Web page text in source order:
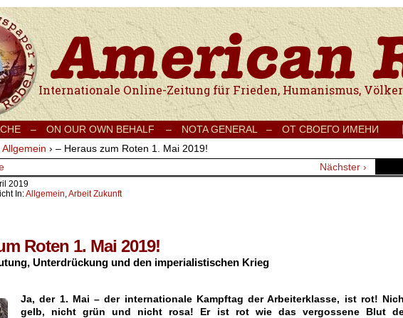
Internationale Onlinezeitung für Frieden, Humanismus, Völkerverständigung und
– ON OUR OWN BEHALF – NOTA GENERAL – ОТ СВОЕГО ИМЕНИ
Allgemein › – Heraus zum Roten 1. Mai 2019!
Nächster ›
2019
In:Allgemein,Arbeit Zukunft
Roten 1. Mai 2019!
Unterdrückung und den imperialistischen Krieg
Ja, der 1. Mai – der internationale Kampftag der Arbeiterklasse, ist rot!
gelb, nicht grün und nicht rosa! Er ist rot wie das vergossene Blut